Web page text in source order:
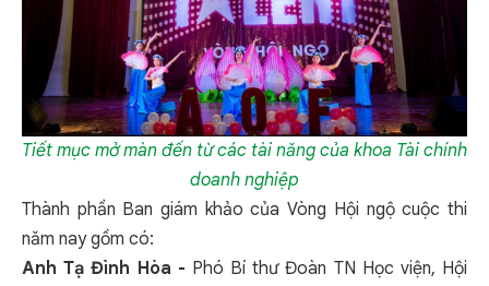
Tiết mục mở màn đến từ các tài năng của khoa Tài chính
doanh nghiệp
Thành phần Ban giám khảo của Vòng Hội ngộ cuộc thi
năm nay gồm có:
Anh Tạ Đình Hòa - Phó Bí thư Đoàn TN Học viện, Hội